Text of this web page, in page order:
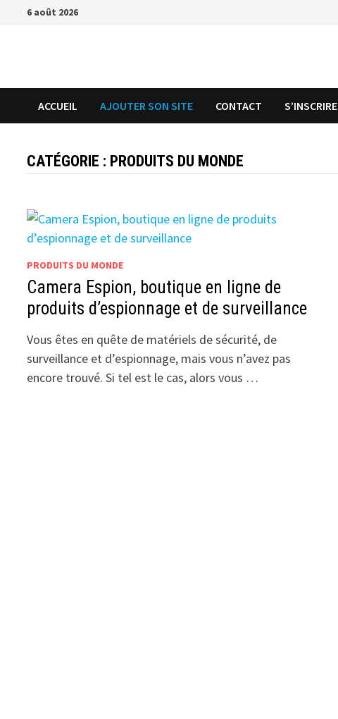
Passer6 août 2026
ACCUEIL AJOUTER SON SITE CONTACT S’INSCRIRE
CATÉGORIE : PRODUITS DU MONDE
PRODUITS DU MONDE
Camera Espion, boutique en ligne de
produits d’espionnage et de surveillance
Vous êtes en quête de matériels de sécurité, de
surveillance et d’espionnage, mais vous n’avez pas
encore trouvé. Si tel est le cas, alors vous …